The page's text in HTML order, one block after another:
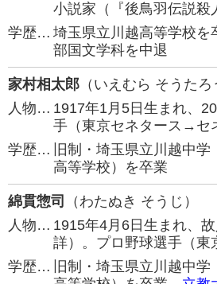
小説家（『後鳥羽伝説殺
学歴… 埼玉県立川越高等学校
部国文学科を中退
家村相太郎 （いえむら そうたろ
人物… 1917年1月5日生まれ、
手（東京セネタース→セ
学歴…
旧制・埼玉県立川越中
高等学校）を卒業
綿貫惣司
（わたぬき そうじ）
人物… 1915年4月6日生まれ、
詳）。プロ野球選手（東
学歴…
旧制・埼玉県立川越中